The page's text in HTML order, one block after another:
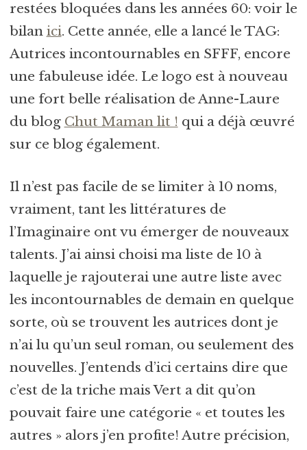
restées bloquées dans les années 60: voir le
bilan ici. Cette année, elle a lancé le TAG:
Autrices incontournables en SFFF, encore
une fabuleuse idée. Le logo est à nouveau
une fort belle réalisation de Anne-Laure
du blog Chut Maman lit ! qui a déjà œuvré
sur ce blog également.
Il n’est pas facile de se limiter à 10 noms,
vraiment, tant les littératures de
l’Imaginaire ont vu émerger de nouveaux
talents. J’ai ainsi choisi ma liste de 10 à
laquelle je rajouterai une autre liste avec
les incontournables de demain en quelque
sorte, où se trouvent les autrices dont je
n’ai lu qu’un seul roman, ou seulement des
nouvelles. J’entends d’ici certains dire que
c’est de la triche mais Vert a dit qu’on
pouvait faire une catégorie « et toutes les
autres » alors j’en profite! Autre précision,